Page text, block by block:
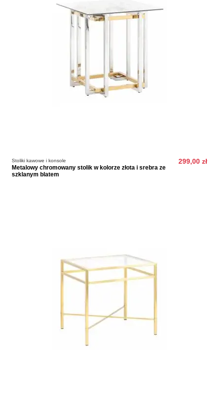
Stoliki kawowe i konsole
Metalowy chromowany stolik w kolorze złota i srebra ze
szklanym blatem
299,00 zł